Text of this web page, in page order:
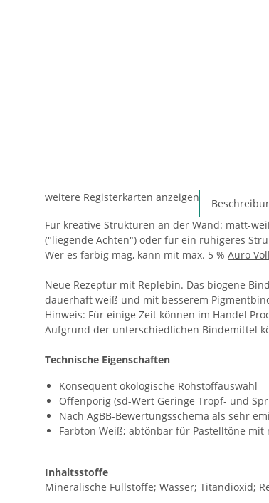
weitere Registerkarten anzeigen
Für kreative Strukturen an der Wand: matt-
("liegende Achten") oder für ein ruhigeres
Wer es farbig mag, kann mit max. 5 % Auro
Neue Rezeptur mit Replebin. Das biogene
dauerhaft weiß und mit besserem
Hinweis: Für einige Zeit können im Handel
Aufgrund der unterschiedlichen Bindemittel
Technische Eigenschaften
Konsequent ökologische Rohstoffauswahl
Offenporig (sd-Wert Geringe Tropf- und
Nach AgBB-Bewertungsschema als sehr
Farbton Weiß; abtönbar für Pastelltöne mit
Inhaltsstoffe
Mineralische Füllstoffe; Wasser; Titandioxid;